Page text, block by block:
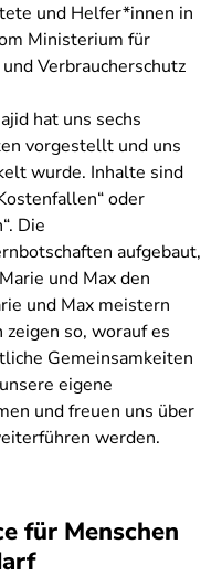
und Helfer*innen in
Ministerium für
Verbraucherschutz
hat uns sechs
vorgestellt und uns
wurde. Inhalte sind
oder
Die
aufgebaut,
und Max den
und Max meistern
so, worauf es
Gemeinsamkeiten
eigene
und freuen uns über
werden.
für Menschen